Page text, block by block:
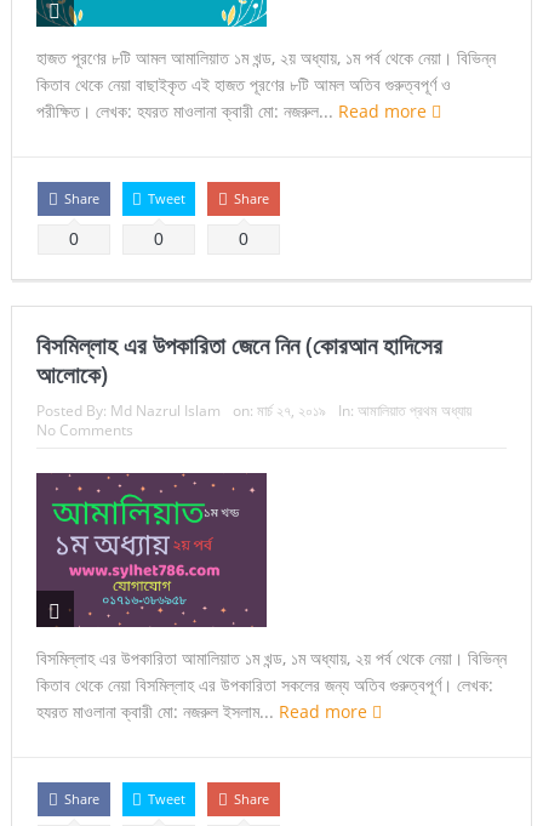
হাজত পূরণের ৮টি আমল আমালিয়াত ১ম খন্ড, ২য় অধ্যায়, ১ম পর্ব থেকে নেয়া। বিভিন্ন
কিতাব থেকে নেয়া বাছাইকৃত এই হাজত পূরণের ৮টি আমল অতিব গুরুত্বপূর্ণ ও
পরীক্ষিত। লেখক: হযরত মাওলানা ক্বারী মো: নজরুল... Read more
Share
0
Tweet
0
Share
0
বিসমিল্লাহ এর উপকারিতা জেনে নিন (কোরআন হাদিসের
আলোকে)
Posted By: Md Nazrul Islam on: মার্চ ২৭, ২০১৯ In: আমালিয়াত প্রথম অধ্যায়
No Comments
বিসমিল্লাহ এর উপকারিতা আমালিয়াত ১ম খন্ড, ১ম অধ্যায়, ২য় পর্ব থেকে নেয়া। বিভিন্ন
কিতাব থেকে নেয়া বিসমিল্লাহ এর উপকারিতা সকলের জন্য অতিব গুরুত্বপূর্ণ। লেখক:
হযরত মাওলানা ক্বারী মো: নজরুল ইসলাম... Read more
Share Tweet Share